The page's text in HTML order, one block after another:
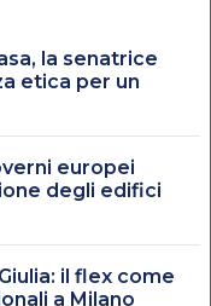
la senatrice
etica per un
europei
degli edifici
il flex come
a Milano